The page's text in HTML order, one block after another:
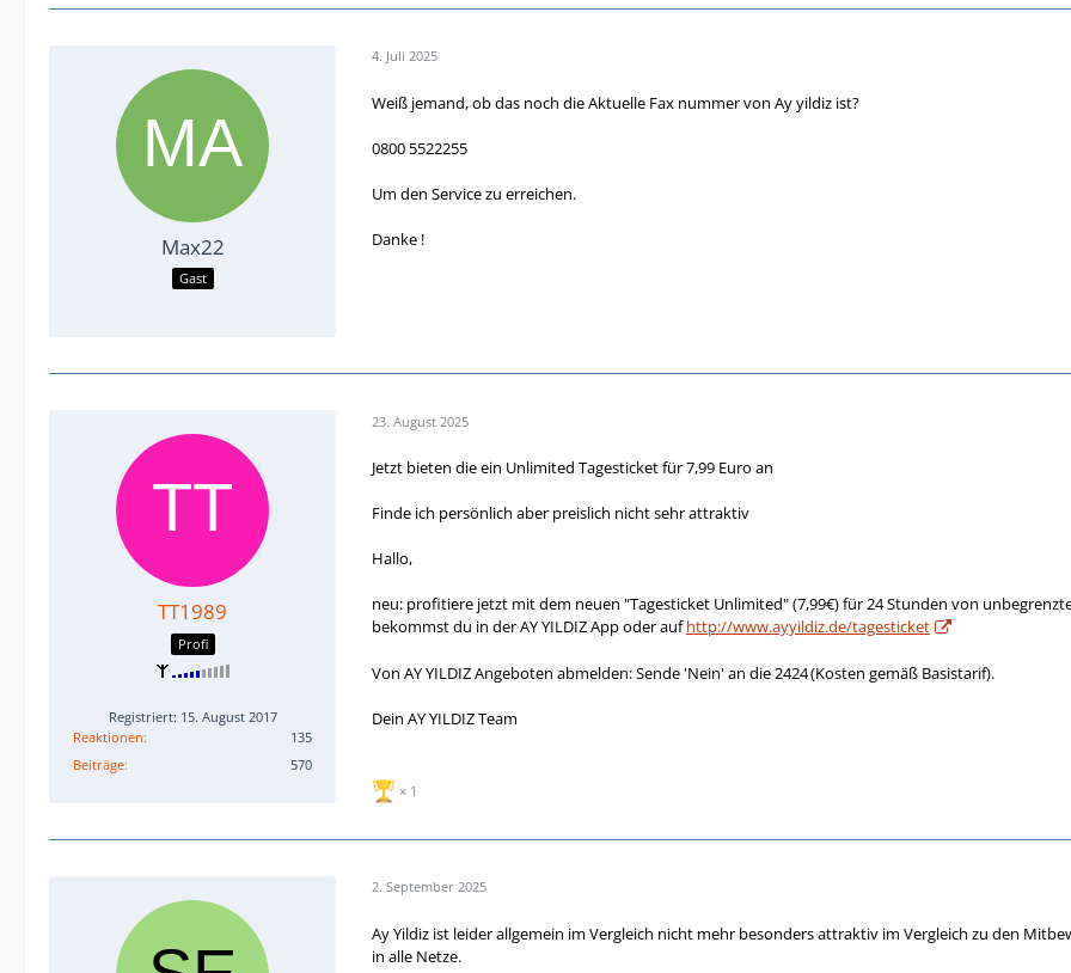
Max22
Gast
4. Juli 2025
Weiß jemand, ob das noch die Aktuelle Fax nummer von Ay yildiz ist?
0800 5522255
Um den Service zu erreichen.
Danke !
TT1989
Profi
Registriert: 15. August 2017
Reaktionen
135
Beiträge
570
23. August 2025
Jetzt bieten die ein Unlimited Tagesticket für 7,99 Euro an
Finde ich persönlich aber preislich nicht sehr attraktiv
Hallo,
neu: profitiere jetzt mit dem neuen "Tagesticket Unlimited" (7,99€) für 24 Stunden von
bekommst du in der AY YILDIZ App oder aufhttp://www.ayyildiz.de/tagesticket
Von AY YILDIZ Angeboten abmelden: Sende 'Nein' an die 2424 (Kosten gemäß Basistarif).
Dein AY YILDIZ Team
1
2. September 2025
Ay Yildiz ist leider allgemein im Vergleich nicht mehr besonders attraktiv im Vergleich zu den
in alle Netze.